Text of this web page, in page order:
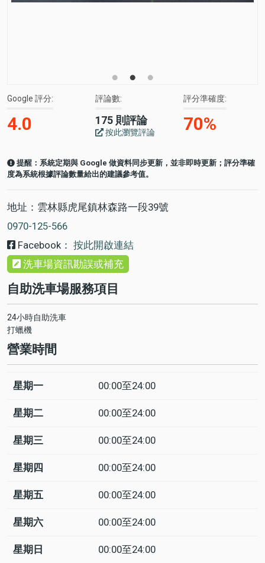
Google 評分
4.0
評論數
175 則評論
按此瀏覽評論
評分準確度
70%
提醒：系統定期與 Google 做資料同步更新，並非即時更新；評分準確
度為系統根據評論數量給出的建議參考值。
地址：雲林縣虎尾鎮林森路一段39號
0970-125-566
Facebook： 按此開啟連結
洗車場資訊勘誤或補充
自助洗車場服務項目
24小時自助洗車
打蠟機
營業時間
日
Time
回
星期一 00:00至24:00
星期二 00:00至24:00
星期三 00:00至24:00
星期四 00:00至24:00
星期五 00:00至24:00
星期六 00:00至24:00
星期日 00:00至24:00